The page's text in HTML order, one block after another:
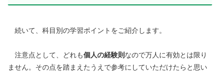
続いて、科目別の学習ポイントをご紹介します。
注意点として、どれも個人の経験則 なので万人に有効とは限り
ません。その点を踏まえたうえで参考にしていただけたらと思い